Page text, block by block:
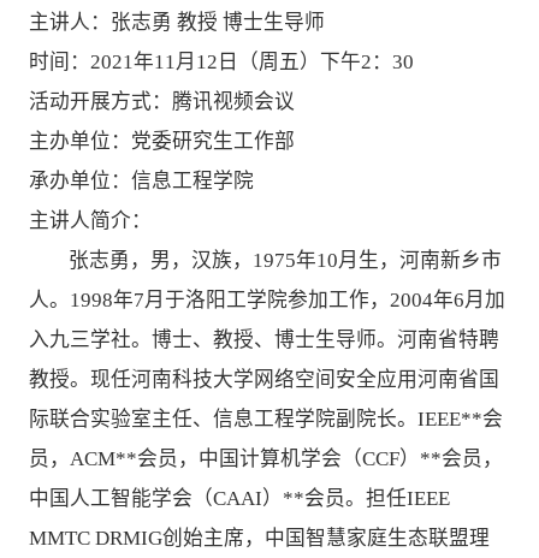
主讲人：张志勇 教授 博士生导师
时间：2021年11月12日（周五）下午2：30
活动开展方式：腾讯视频会议
主办单位：党委研究生工作部
承办单位：信息工程学院
主讲人简介：
张志勇，男，汉族，1975年10月生，河南新乡市
人。1998年7月于洛阳工学院参加工作，2004年6月加
入九三学社。博士、教授、博士生导师。河南省特聘
教授。现任河南科技大学网络空间安全应用河南省国
际联合实验室主任、信息工程学院副院长。IEEE**会
员，ACM**会员，中国计算机学会（CCF）**会员，
中国人工智能学会（CAAI）**会员。担任IEEE
MMTC DRMIG创始主席，中国智慧家庭生态联盟理